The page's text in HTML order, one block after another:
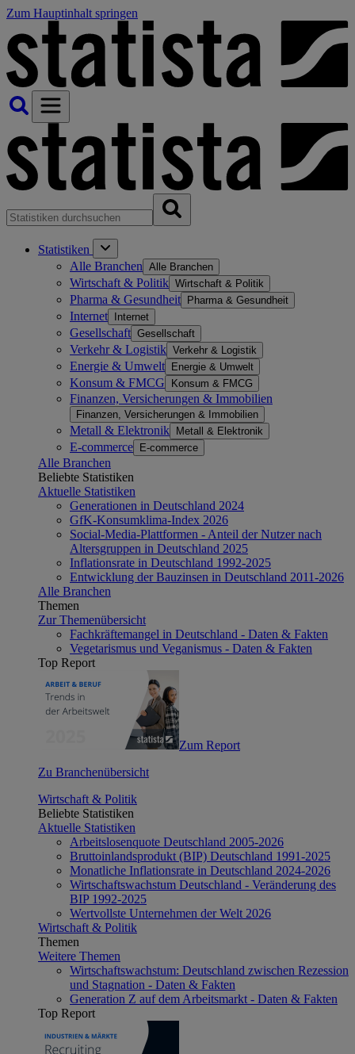
Zum Hauptinhalt springen
Statistiken
Alle Branchen Alle Branchen
Wirtschaft & Politik Wirtschaft & Politik
Pharma & Gesundheit Pharma & Gesundheit
Internet Internet
Gesellschaft Gesellschaft
Verkehr & Logistik Verkehr & Logistik
Energie & Umwelt Energie & Umwelt
Konsum & FMCG Konsum & FMCG
Finanzen, Versicherungen & Immobilien
Finanzen, Versicherungen & Immobilien
Metall & Elektronik Metall & Elektronik
E-commerce E-commerce
Alle Branchen
Beliebte Statistiken
Aktuelle Statistiken
Generationen in Deutschland 2024
GfK-Konsumklima-Index 2026
Social-Media-Plattformen - Anteil der Nutzer nach
Altersgruppen in Deutschland 2025
Inflationsrate in Deutschland 1992-2025
Entwicklung der Bauzinsen in Deutschland 2011-2026
Alle Branchen
Themen
Zur Themenübersicht
Fachkräftemangel in Deutschland - Daten & Fakten
Vegetarismus und Veganismus - Daten & Fakten
Top Report
Zum Report
Zu Branchenübersicht
Wirtschaft & Politik
Beliebte Statistiken
Aktuelle Statistiken
Arbeitslosenquote Deutschland 2005-2026
Bruttoinlandsprodukt (BIP) Deutschland 1991-2025
Monatliche Inflationsrate in Deutschland 2024-2026
Wirtschaftswachstum Deutschland - Veränderung des
BIP 1992-2025
Wertvollste Unternehmen der Welt 2026
Wirtschaft & Politik
Themen
Weitere Themen
Wirtschaftswachstum: Deutschland zwischen Rezession
und Stagnation - Daten & Fakten
Generation Z auf dem Arbeitsmarkt - Daten & Fakten
Top Report